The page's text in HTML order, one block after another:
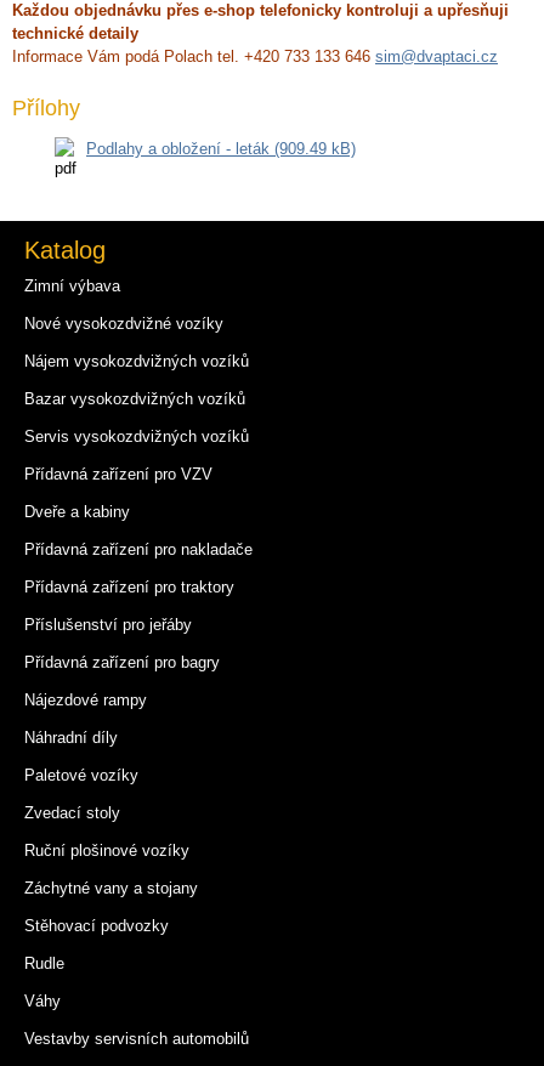
Každou objednávku přes e-shop telefonicky kontroluji a upřesňuji
technické detaily
Informace Vám podá Polach tel. +420 733 133 646 sim@dvaptaci.cz
Přílohy
Podlahy a obložení - leták (909.49 kB)
Katalog
Zimní výbava
Nové vysokozdvižné vozíky
Nájem vysokozdvižných vozíků
Bazar vysokozdvižných vozíků
Servis vysokozdvižných vozíků
Přídavná zařízení pro VZV
Dveře a kabiny
Přídavná zařízení pro nakladače
Přídavná zařízení pro traktory
Příslušenství pro jeřáby
Přídavná zařízení pro bagry
Nájezdové rampy
Náhradní díly
Paletové vozíky
Zvedací stoly
Ruční plošinové vozíky
Záchytné vany a stojany
Stěhovací podvozky
Rudle
Váhy
Vestavby servisních automobilů